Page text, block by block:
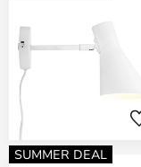
SUMMER DEAL